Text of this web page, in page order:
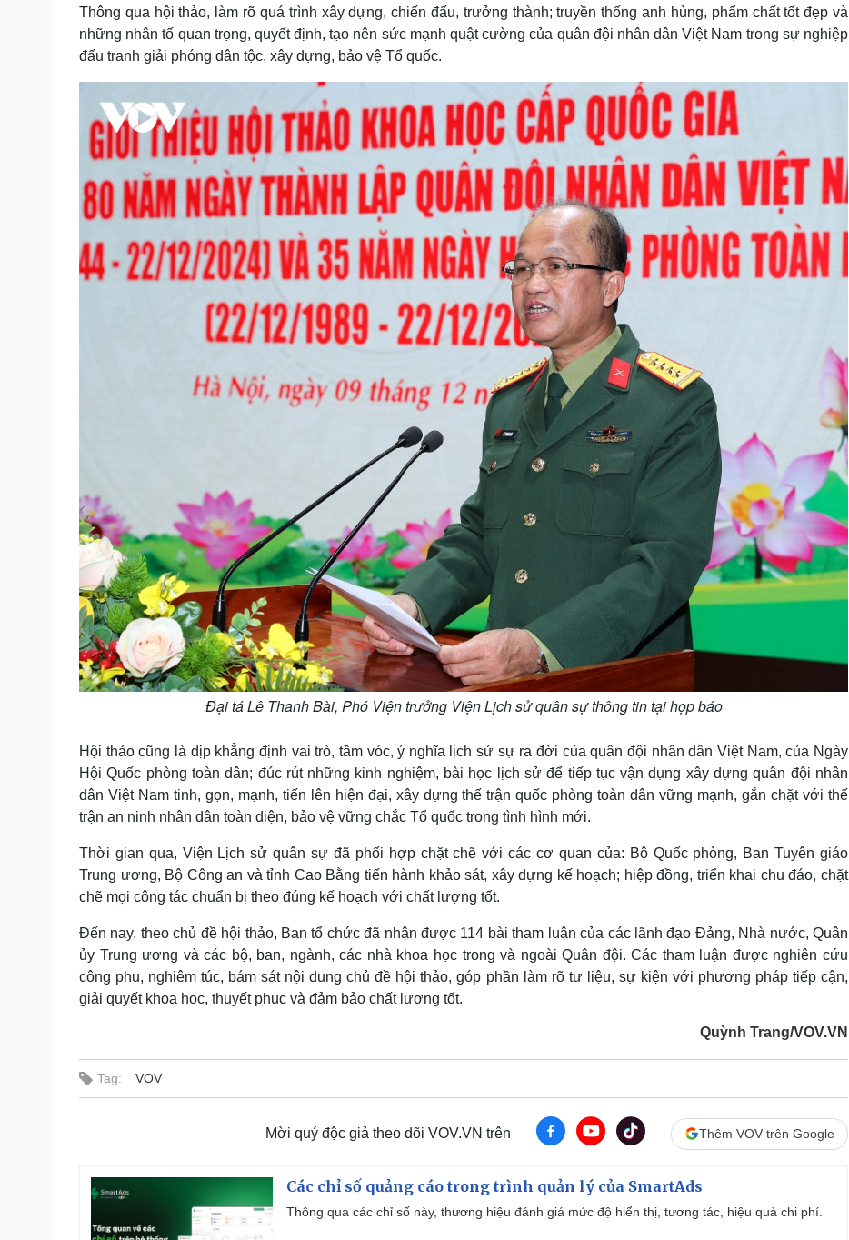
Thông qua hội thảo, làm rõ quá trình xây dựng, chiến đấu, trưởng thành; truyền thống anh hùng, phẩm chất tốt đẹp và
những nhân tố quan trọng, quyết định, tạo nên sức mạnh quật cường của quân đội nhân dân Việt Nam trong sự nghiệp
đấu tranh giải phóng dân tộc, xây dựng, bảo vệ Tổ quốc.
Đại tá Lê Thanh Bài, Phó Viện trưởng Viện Lịch sử quân sự thông tin tại họp báo
Hội thảo cũng là dịp khẳng định vai trò, tầm vóc, ý nghĩa lịch sử sự ra đời của quân đội nhân dân Việt Nam, của Ngày
Hội Quốc phòng toàn dân; đúc rút những kinh nghiệm, bài học lịch sử để tiếp tục vận dụng xây dựng quân đội nhân
dân Việt Nam tinh, gọn, mạnh, tiến lên hiện đại, xây dựng thế trận quốc phòng toàn dân vững mạnh, gắn chặt với thế
trận an ninh nhân dân toàn diện, bảo vệ vững chắc Tổ quốc trong tình hình mới.
Thời gian qua, Viện Lịch sử quân sự đã phối hợp chặt chẽ với các cơ quan của: Bộ Quốc phòng, Ban Tuyên giáo
Trung ương, Bộ Công an và tỉnh Cao Bằng tiến hành khảo sát, xây dựng kế hoạch; hiệp đồng, triển khai chu đáo, chặt
chẽ mọi công tác chuẩn bị theo đúng kế hoạch với chất lượng tốt.
Đến nay, theo chủ đề hội thảo, Ban tổ chức đã nhận được 114 bài tham luận của các lãnh đạo Đảng, Nhà nước, Quân
ủy Trung ương và các bộ, ban, ngành, các nhà khoa học trong và ngoài Quân đội. Các tham luận được nghiên cứu
công phu, nghiêm túc, bám sát nội dung chủ đề hội thảo, góp phần làm rõ tư liệu, sự kiện với phương pháp tiếp cận,
giải quyết khoa học, thuyết phục và đảm bảo chất lượng tốt.
Quỳnh Trang/VOV.VN
Tag: VOV
Mời quý độc giả theo dõi VOV.VN trên Thêm VOV trên Google
Các chỉ số quảng cáo trong trình quản lý của SmartAds
Thông qua các chỉ số này, thương hiệu đánh giá mức độ hiển thị, tương tác, hiệu quả chi phí.